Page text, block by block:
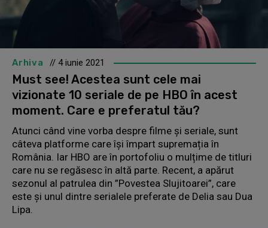
Arhiva // 4 iunie 2021
Must see! Acestea sunt cele mai
vizionate 10 seriale de pe HBO în acest
moment. Care e preferatul tău?
Atunci când vine vorba despre filme și seriale, sunt
câteva platforme care își împart supremația în
România. Iar HBO are în portofoliu o mulțime de titluri
care nu se regăsesc în altă parte. Recent, a apărut
sezonul al patrulea din ”Povestea Slujitoarei”, care
este și unul dintre serialele preferate de Delia sau Dua
Lipa.